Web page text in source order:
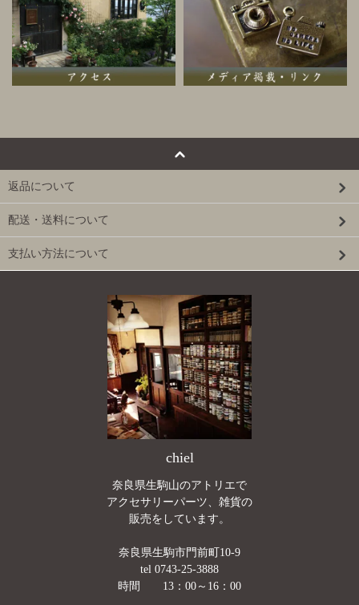
返品について
配送・送料について
支払い方法について
chiel
奈良県生駒山のアトリエで
アクセサリーパーツ、雑貨の
販売をしています。
奈良県生駒市門前町10-9
tel 0743-25-3888
時間 13：00～16：00